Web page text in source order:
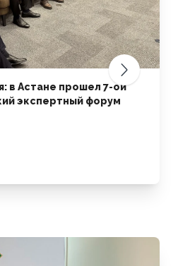
в Астане прошел 7-ой
экспертный форум